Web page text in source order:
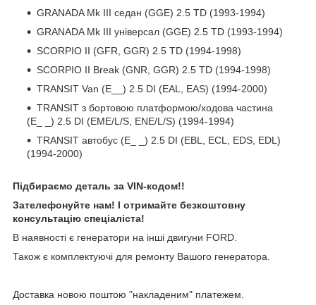
GRANADA Mk III седан (GGE) 2.5 TD (1993-1994)
GRANADA Mk III універсал (GGE) 2.5 TD (1993-1994)
SCORPIO II (GFR, GGR) 2.5 TD (1994-1998)
SCORPIO II Break (GNR, GGR) 2.5 TD (1994-1998)
TRANSIT Van (E__) 2.5 DI (EAL, EAS) (1994-2000)
TRANSIT з бортовою платформою/ходова частина
(E_ _) 2.5 DI (EME/L/S, ENE/L/S) (1994-1994)
TRANSIT автобус (E_ _) 2.5 DI (EBL, ECL, EDS, EDL)
(1994-2000)
Підбираємо деталь за VIN-кодом!!
Зателефонуйте нам! І отримайте безкоштовну
консультацію спеціаліста!
В наявності є генератори на інші двигуни FORD.
Також є комплектуючі для ремонту Вашого генератора.
Доставка новою поштою "накладеним" платежем.